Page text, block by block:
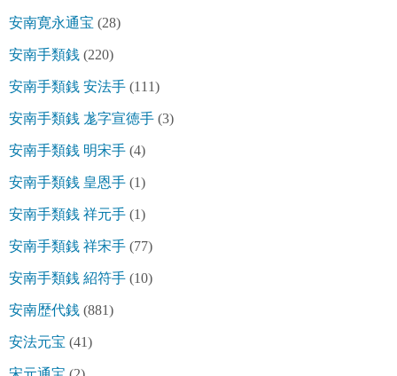
安南寛永通宝 (28)
安南手類銭 (220)
安南手類銭 安法手 (111)
安南手類銭 尨字宣徳手 (3)
安南手類銭 明宋手 (4)
安南手類銭 皇恩手 (1)
安南手類銭 祥元手 (1)
安南手類銭 祥宋手 (77)
安南手類銭 紹符手 (10)
安南歴代銭 (881)
安法元宝 (41)